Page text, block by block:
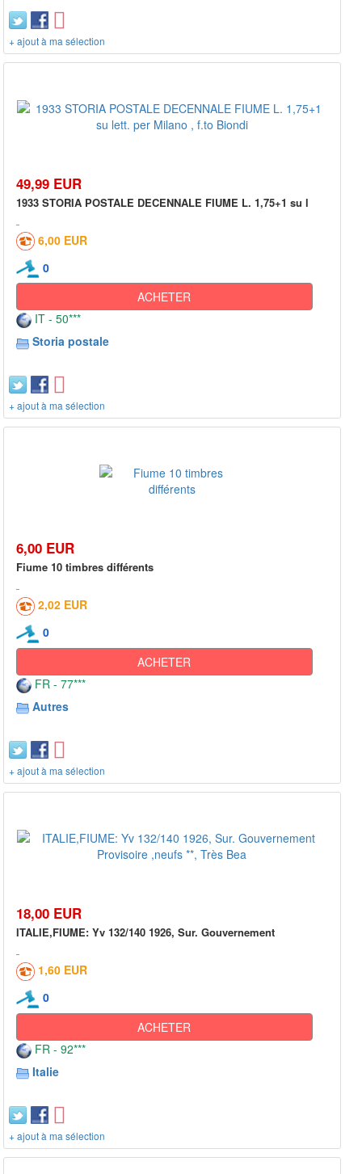
+ ajout à ma sélection
49,99 EUR
1933 STORIA POSTALE DECENNALE FIUME L. 1,75+1 su l
6,00 EUR
0
ACHETER
IT - 50***
Storia postale
+ ajout à ma sélection
6,00 EUR
Fiume 10 timbres différents
2,02 EUR
0
ACHETER
FR - 77***
Autres
+ ajout à ma sélection
18,00 EUR
ITALIE,FIUME: Yv 132/140 1926, Sur. Gouvernement
1,60 EUR
0
ACHETER
FR - 92***
Italie
+ ajout à ma sélection